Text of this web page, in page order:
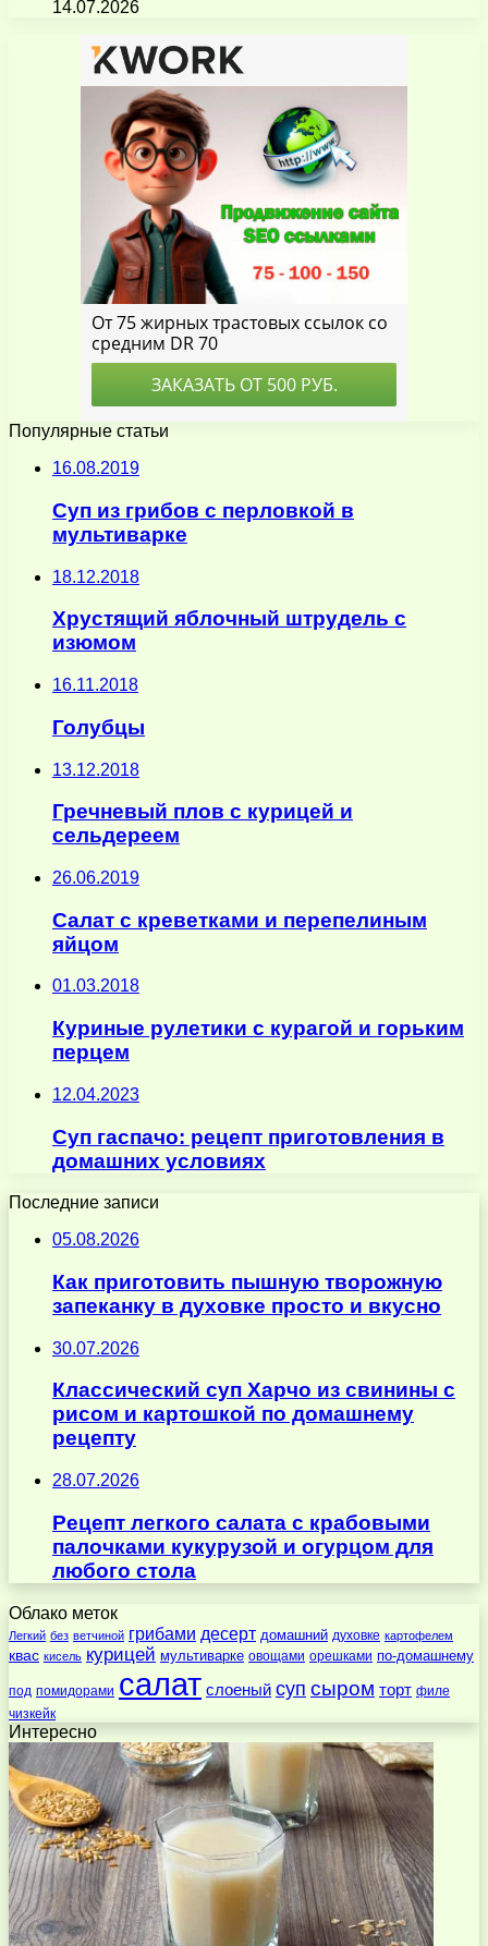
14.07.2026
Популярные статьи
16.08.2019
Суп из грибов с перловкой в
мультиварке
18.12.2018
Хрустящий яблочный штрудель с
изюмом
16.11.2018
Голубцы
13.12.2018
Гречневый плов с курицей и
сельдереем
26.06.2019
Салат с креветками и перепелиным
яйцом
01.03.2018
Куриные рулетики с курагой и горьким
перцем
12.04.2023
Суп гаспачо: рецепт приготовления в
домашних условиях
Последние записи
05.08.2026
Как приготовить пышную творожную
запеканку в духовке просто и вкусно
30.07.2026
Классический суп Харчо из свинины с
рисом и картошкой по домашнему
рецепту
28.07.2026
Рецепт легкого салата с крабовыми
палочками кукурузой и огурцом для
любого стола
Облако меток
Легкий без ветчиной грибами десерт домашний духовке картофелем
квас кисель курицей мультиварке овощами орешками по-домашнему
под помидорами салат слоеный суп сыром торт филе
чизкейк
Интересно